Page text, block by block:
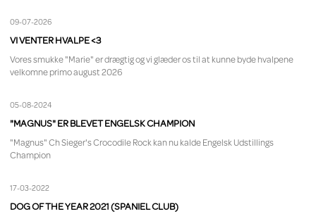
09-07-2026
VI VENTER HVALPE <3
Vores smukke "Marie" er drægtig og vi glæder os til at kunne byde hvalpene
velkomne primo august 2026
05-08-2024
"MAGNUS" ER BLEVET ENGELSK CHAMPION
"Magnus" Ch Sieger's Crocodile Rock kan nu kalde Engelsk Udstillings
Champion
17-03-2022
DOG OF THE YEAR 2021 (SPANIEL CLUB)